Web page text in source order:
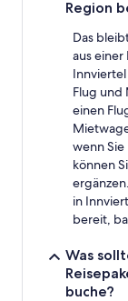
Region
Das
aus einer
Flug und
einen
wenn
können
in
bereit,
Was
buche?